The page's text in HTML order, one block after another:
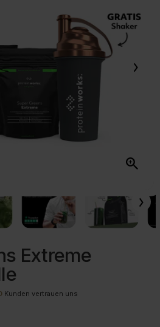
Extreme
Kunden vertrauen uns